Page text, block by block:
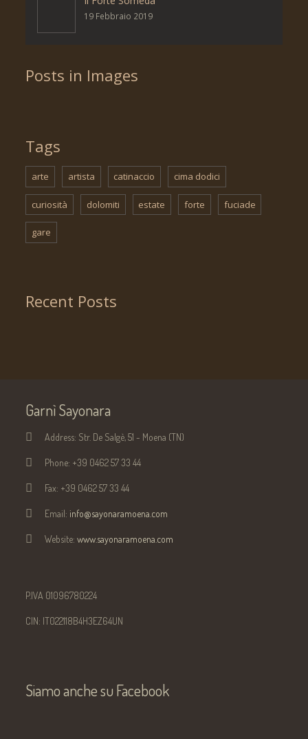
19 Febbraio 2019
Posts in Images
Tags
arte artista catinaccio cima dodici
curiosità dolomiti estate forte fuciade
gare
Recent Posts
Garnì Sayonara
Address: Str. De Salgè, 51 - Moena (TN)
Phone: +39 0462 57 33 44
Fax: +39 0462 57 33 44
Email: info@sayonaramoena.com
Website: www.sayonaramoena.com
P.IVA 01096780224
CIN: IT022118B4H3EZ64UN
Siamo anche su Facebook